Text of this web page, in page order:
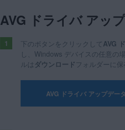
Windows
AVG ドライバ アッ
下のボタンをクリックして AVG
し、Windows デバイスの任意の
ルは ダウンロード フォルダーに保
AVG ドライバ アップデー